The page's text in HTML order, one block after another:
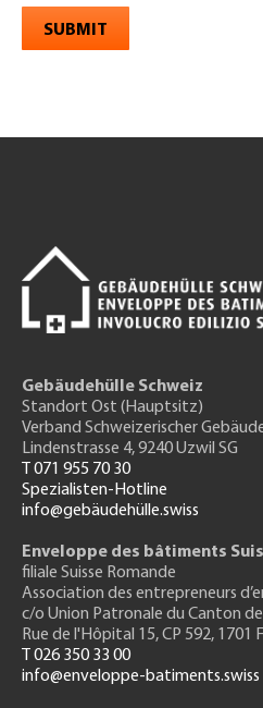
SUBMIT
Gebäudehülle Schweiz
Standort Ost (Hauptsitz)
Verband Schweizerischer
Lindenstrasse 4, 9240 Uzwil SG
T 071 955 70 30
Spezialisten-Hotline
info@gebäudehülle.swiss
Enveloppe des bâtiments
filiale Suisse Romande
Association des entrepreneurs
c/o Union Patronale du Canton
Rue de l'Hôpital 15, CP 592, 1701
T 026 350 33 00
info@enveloppe-batiments.swiss